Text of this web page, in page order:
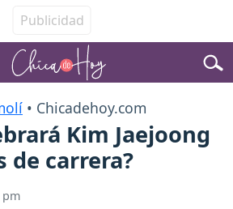
• Chicadehoy.com
Kim Jaejoong
de carrera?
pm